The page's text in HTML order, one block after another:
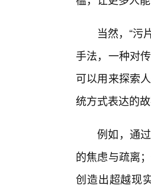
当然，“污
手法，一种对
可以用来探索
统方式表达的故
例如，通
的焦虑与疏离
创造出超越现